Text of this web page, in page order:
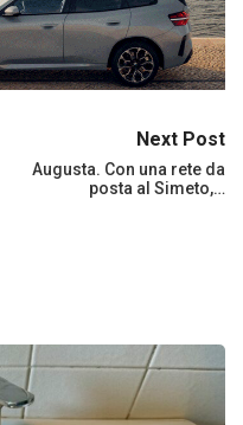
Next Post
Augusta. Con una rete da
posta al Simeto,…